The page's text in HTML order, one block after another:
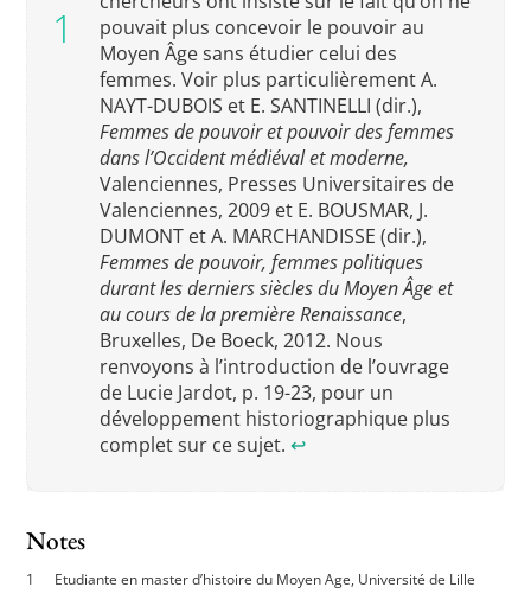
pouvait plus concevoir le pouvoir au
Moyen Âge sans étudier celui des
femmes. Voir plus particulièrement A.
NAYT-DUBOIS et E. SANTINELLI (dir.),
Femmes de pouvoir et pouvoir des femmes
dans l’Occident médiéval et moderne,
Valenciennes, Presses Universitaires de
Valenciennes, 2009 et E. BOUSMAR, J.
DUMONT et A. MARCHANDISSE (dir.),
Femmes de pouvoir, femmes politiques
durant les derniers siècles du Moyen Âge et
au cours de la première Renaissance,
Bruxelles, De Boeck, 2012. Nous
renvoyons à l’introduction de l’ouvrage
de Lucie Jardot, p. 19-23, pour un
développement historiographique plus
complet sur ce sujet. ↩︎
Notes
Etudiante en master d’histoire du Moyen Age, Université de Lille